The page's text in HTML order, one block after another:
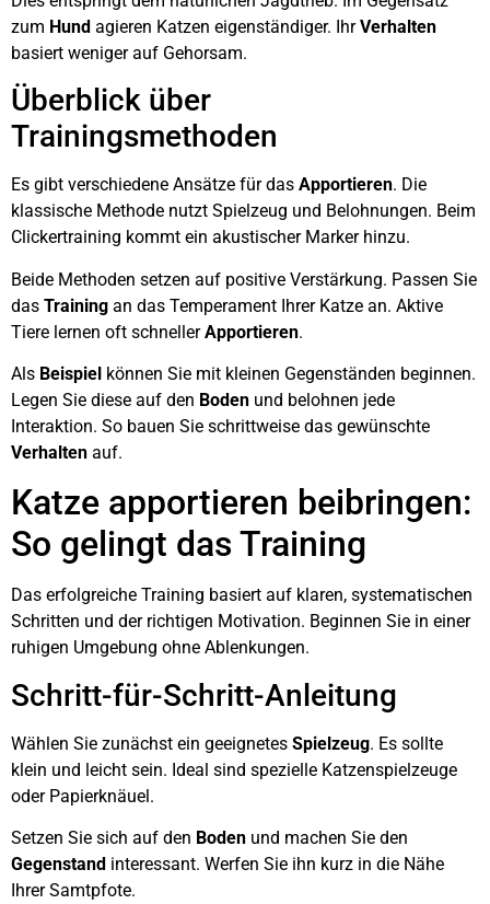
zum Hund agieren Katzen eigenständiger. IhrVerhalten
basiert weniger auf Gehorsam.
Überblick über
Trainingsmethoden
Es gibt verschiedene Ansätze für das Apportieren. Die
klassische Methode nutzt Spielzeug und Belohnungen. Beim
Clickertraining kommt ein akustischer Marker hinzu.
Beide Methoden setzen auf positive Verstärkung. Passen Sie
das Training an das Temperament Ihrer Katze an. Aktive
Tiere lernen oft schnellerApportieren.
Als Beispiel können Sie mit kleinen Gegenständen beginnen.
Legen Sie diese auf den Boden und belohnen jede
Interaktion. So bauen Sie schrittweise das gewünschte
Verhalten auf.
Katze apportieren beibringen:
So gelingt das Training
Das erfolgreiche Training basiert auf klaren, systematischen
Schritten und der richtigen Motivation. Beginnen Sie in einer
ruhigen Umgebung ohne Ablenkungen.
Schritt-für-Schritt-Anleitung
Wählen Sie zunächst ein geeignetes Spielzeug. Es sollte
klein und leicht sein. Ideal sind spezielle Katzenspielzeuge
oder Papierknäuel.
Setzen Sie sich auf den Boden und machen Sie den
Gegenstand interessant. Werfen Sie ihn kurz in die Nähe
Ihrer Samtpfote.